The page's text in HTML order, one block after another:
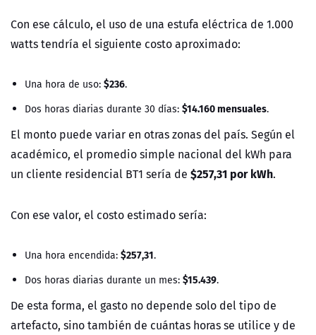
Con ese cálculo, el uso de una estufa eléctrica de 1.000
watts tendría el siguiente costo aproximado:
Una hora de uso: $236.
Dos horas diarias durante 30 días: $14.160 mensuales.
El monto puede variar en otras zonas del país. Según el
académico, el promedio simple nacional del kWh para
un cliente residencial BT1 sería de $257,31 por kWh.
Con ese valor, el costo estimado sería:
Una hora encendida: $257,31.
Dos horas diarias durante un mes: $15.439.
De esta forma, el gasto no depende solo del tipo de
artefacto, sino también de cuántas horas se utilice y de